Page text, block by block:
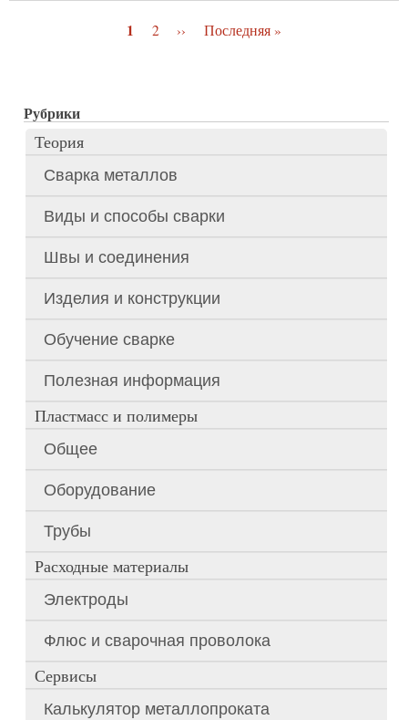
Текущая
1 Page
2
Следующая
››
Последняя
Последняя »
Рубрики
Теория
Сварка металлов
Виды и способы сварки
Швы и соединения
Изделия и конструкции
Обучение сварке
Полезная информация
Пластмасс и полимеры
Общее
Оборудование
Трубы
Расходные материалы
Электроды
Флюс и сварочная проволока
Сервисы
Калькулятор металлопроката